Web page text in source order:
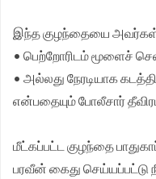
இந்த குழந்தையை
• பெற்றோரிடம் மூளைச்
• அல்லது நேரடியாக
என்பதையும் போலீசார்
மீட்கப்பட்ட குழந்தை
பரவீன் கைது செய்யப்பட்டு